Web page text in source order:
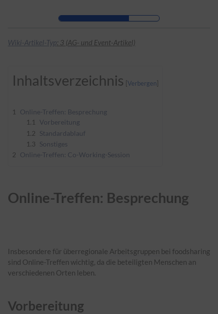
Zur Hauptnavigation
Wiki-Artikel-Typ: 3 (AG- und Event-Artikel)
Inhaltsverzeichnis
1
Online-Treffen: Besprechung
1.1
Vorbereitung
1.2 Standardablauf
1.3 Sonstiges
2 Online-Treffen: Co-Working-Session
Online-Treffen: Besprechung
Insbesondere für überregionale Arbeitsgruppen bei foodsharing
sind Online-Treffen wichtig, da die beteiligten Menschen an
verschiedenen Orten leben.
Vorbereitung